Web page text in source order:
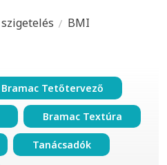
szigetelés
BMI
Bramac Tetőtervező
Bramac Textúra
Tanácsadók